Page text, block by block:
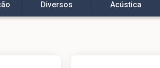
Diversos Acústica